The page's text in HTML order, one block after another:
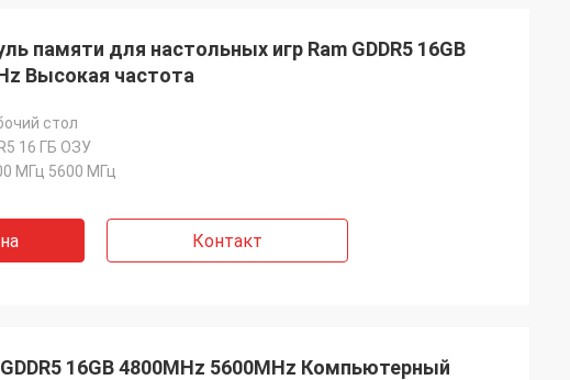
памяти для настольных игр Ram GDDR5 16GB
Высокая частота
стол
16 ГБ ОЗУ
МГц 5600 МГц
Контакт
16GB 4800MHz 5600MHz Компьютерный